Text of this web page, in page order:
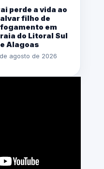
perde a vida ao
filho de
em
do Litoral Sul
Alagoas
agosto de 2026